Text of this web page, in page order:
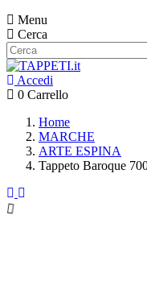
Menu
Cerca
Accedi
0 Carrello
Home
MARCHE
ARTE ESPINA
Tappeto Baroque